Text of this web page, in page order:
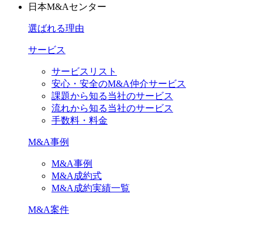
日本M&Aセンター
選ばれる理由
サービス
サービスリスト
安心・安全のM&A仲介サービス
課題から知る当社のサービス
流れから知る当社のサービス
手数料・料金
M&A事例
M&A事例
M&A成約式
M&A成約実績一覧
M&A案件